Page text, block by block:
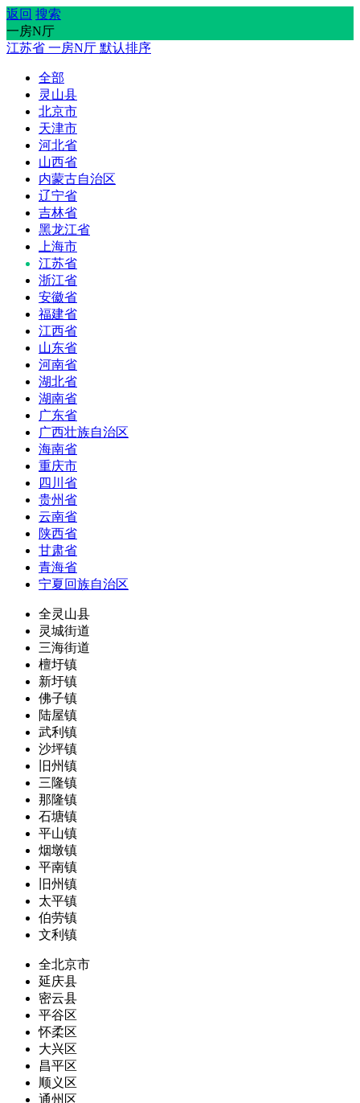
返回 搜索
一房N厅
江苏省 一房N厅 默认排序
全部
灵山县
北京市
天津市
河北省
山西省
内蒙古自治区
辽宁省
吉林省
黑龙江省
上海市
江苏省
浙江省
安徽省
福建省
江西省
山东省
河南省
湖北省
湖南省
广东省
广西壮族自治区
海南省
重庆市
四川省
贵州省
云南省
陕西省
甘肃省
青海省
宁夏回族自治区
全灵山县
灵城街道
三海街道
檀圩镇
新圩镇
佛子镇
陆屋镇
武利镇
沙坪镇
旧州镇
三隆镇
那隆镇
石塘镇
平山镇
烟墩镇
平南镇
旧州镇
太平镇
伯劳镇
文利镇
全北京市
延庆县
密云县
平谷区
怀柔区
大兴区
昌平区
顺义区
通州区